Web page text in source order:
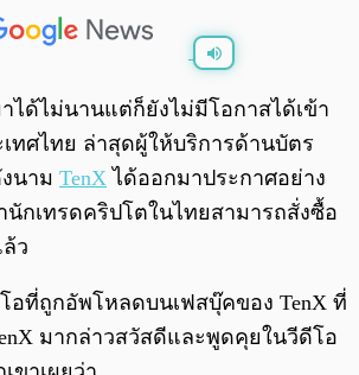
/0:00
ได้ไม่นานแต่ก็ยังไม่มีโอกาสได้เข้า
ทศไทย ล่าสุดผู้ให้บริการด้านบัตร
นาม TenX ได้ออกมาประกาศอย่าง
นักเทรดคริปโตในไทยสามารถสั่งซื้อ
ว
อที่ถูกอัพโหลดบนเฟสบุ๊คของ TenX ที่
มากล่าวสวัสดีและพูดคุยในวีดีโอ